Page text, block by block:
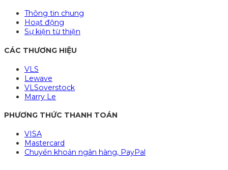
Thông tin chung
Hoạt động
Sự kiện từ thiện
CÁC THƯƠNG HIỆU
VLS
Lewave
VLSoverstock
Marry Le
PHƯƠNG THỨC THANH TOÁN
VISA
Mastercard
Chuyển khoản ngân hàng, PayPal